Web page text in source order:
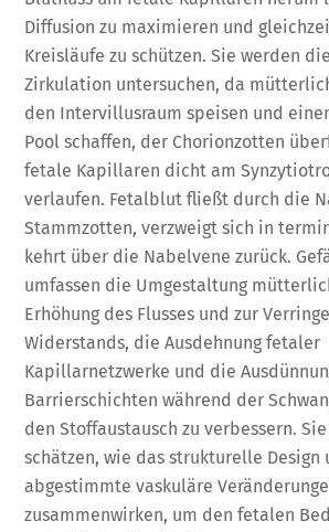
Diffusion zu maximieren und
Kreisläufe zu schützen. Sie werden
Zirkulation untersuchen, da
den Intervillusraum speisen und
Pool schaffen, der Chorionzotten
fetale Kapillaren dicht am
verlaufen. Fetalblut fließt durch die
Stammzotten, verzweigt sich in
kehrt über die Nabelvene zurück.
umfassen die Umgestaltung
Erhöhung des Flusses und zur
Widerstands, die Ausdehnung fetaler
Kapillarnetzwerke und die
Barrierschichten während der
den Stoffaustausch zu verbessern.
schätzen, wie das strukturelle Design
abgestimmte vaskuläre
zusammenwirken, um den fetalen